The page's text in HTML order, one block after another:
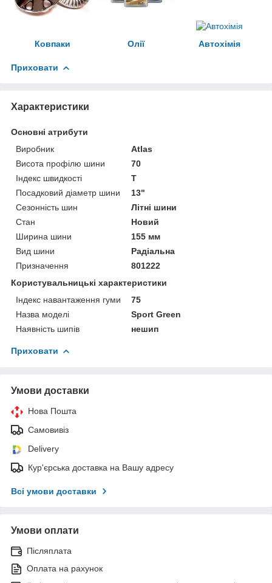
Ковпаки Олії Автохімія
Приховати
Характеристики
Основні атрибути
Виробник
Atlas
Висота профілю шини
70
Індекс швидкості
T
Посадковий діаметр шини
13"
Сезонність шин
Літні шини
Стан
Новий
Ширина шини
155 мм
Вид шини
Радіальна
Призначення
801222
Користувальницькі характеристики
Індекс навантаження гуми
75
Назва моделі
Sport Green
Наявність шипів
нешип
Приховати
Умови доставки
Нова Пошта
Самовивіз
Delivery
Кур'єрська доставка на Вашу адресу
Всі умови доставки
Умови оплати
Післяплата
Оплата на рахунок